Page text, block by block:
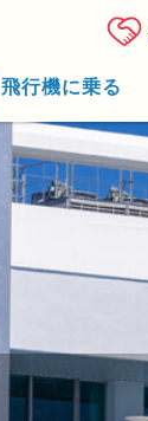
飛行機に乗る